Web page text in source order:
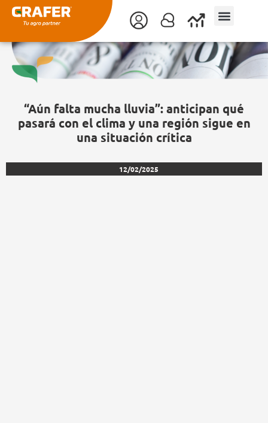
contenido
“Aún falta mucha lluvia”: anticipan qué
pasará con el clima y una región sigue en
una situación crítica
12/02/2025